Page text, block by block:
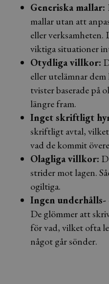
Generiska mallar:
mallar utan att
eller
viktiga situationer
Otydliga villkor:
eller utelämnar
tvister baserade på
längre fram.
Inget skriftligt
skriftligt avtal,
vad de kommit
Olagliga villkor:
strider mot lagen.
ogiltiga.
Ingen
De glömmer att
för vad, vilket ofta
något går sönder.